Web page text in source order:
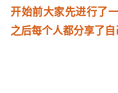
开始前大家先进行了
之后每个人都分享了自